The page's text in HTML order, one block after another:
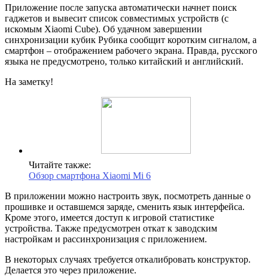
Приложение после запуска автоматически начнет поиск
гаджетов и вывесит список совместимых устройств (с
искомым Xiaomi Cube). Об удачном завершении
синхронизации кубик Рубика сообщит коротким сигналом, а
смартфон – отображением рабочего экрана. Правда, русского
языка не предусмотрено, только китайский и английский.
На заметку!
Читайте также:
Обзор смартфона Xiaomi Mi 6
В приложении можно настроить звук, посмотреть данные о
прошивке и оставшемся заряде, сменить язык интерфейса.
Кроме этого, имеется доступ к игровой статистике
устройства. Также предусмотрен откат к заводским
настройкам и рассинхронизация с приложением.
В некоторых случаях требуется откалибровать конструктор.
Делается это через приложение.